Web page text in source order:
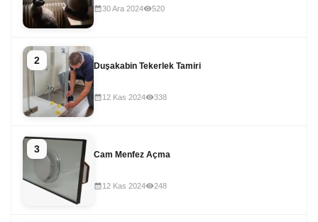
30 Ara 2024 520
2 Duşakabin Tekerlek Tamiri
12 Kas 2024 338
3 Cam Menfez Açma
12 Kas 2024 248